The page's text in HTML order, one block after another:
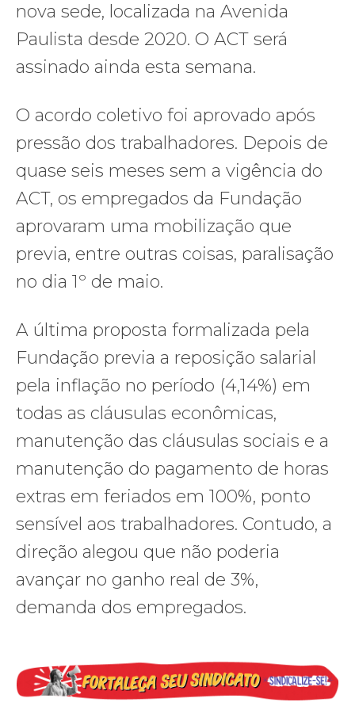
nova sede, localizada na Avenida
Paulista desde 2020. O ACT será
assinado ainda esta semana.
O acordo coletivo foi aprovado após
pressão dos trabalhadores. Depois de
quase seis meses sem a vigência do
ACT, os empregados da Fundação
aprovaram uma mobilização que
previa, entre outras coisas, paralisação
no dia 1º de maio.
A última proposta formalizada pela
Fundação previa a reposição salarial
pela inflação no período (4,14%) em
todas as cláusulas econômicas,
manutenção das cláusulas sociais e a
manutenção do pagamento de horas
extras em feriados em 100%, ponto
sensível aos trabalhadores. Contudo, a
direção alegou que não poderia
avançar no ganho real de 3%,
demanda dos empregados.